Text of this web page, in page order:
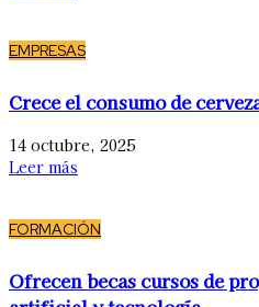
EMPRESAS
Crece el consumo de
14 octubre, 2025
Leer más
FORMACIÓN
Ofrecen becas cursos de